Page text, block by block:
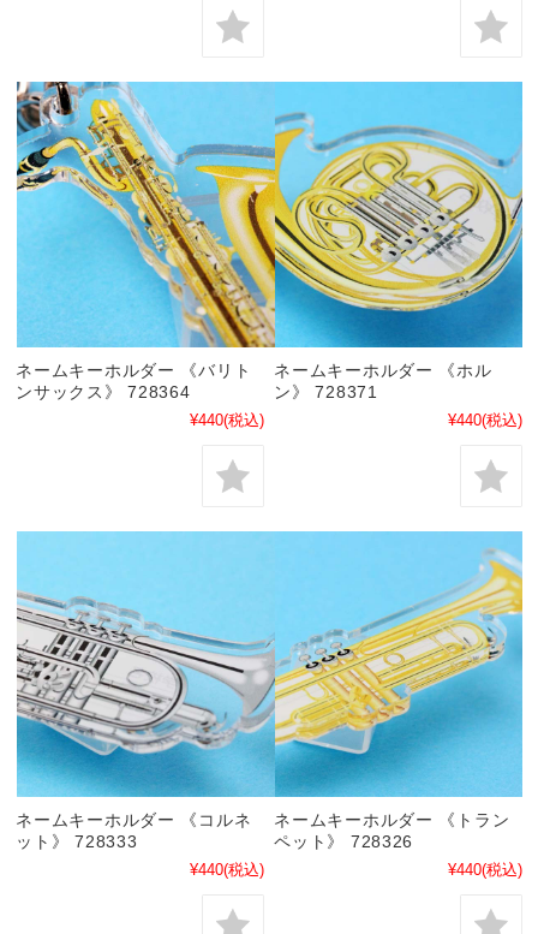
ネームキーホルダー 《バリト
ンサックス》 728364
¥440(税込)
ネームキーホルダー 《ホル
ン》 728371
¥440(税込)
ネームキーホルダー 《コルネ
ット》 728333
¥440(税込)
ネームキーホルダー 《トラン
ペット》 728326
¥440(税込)